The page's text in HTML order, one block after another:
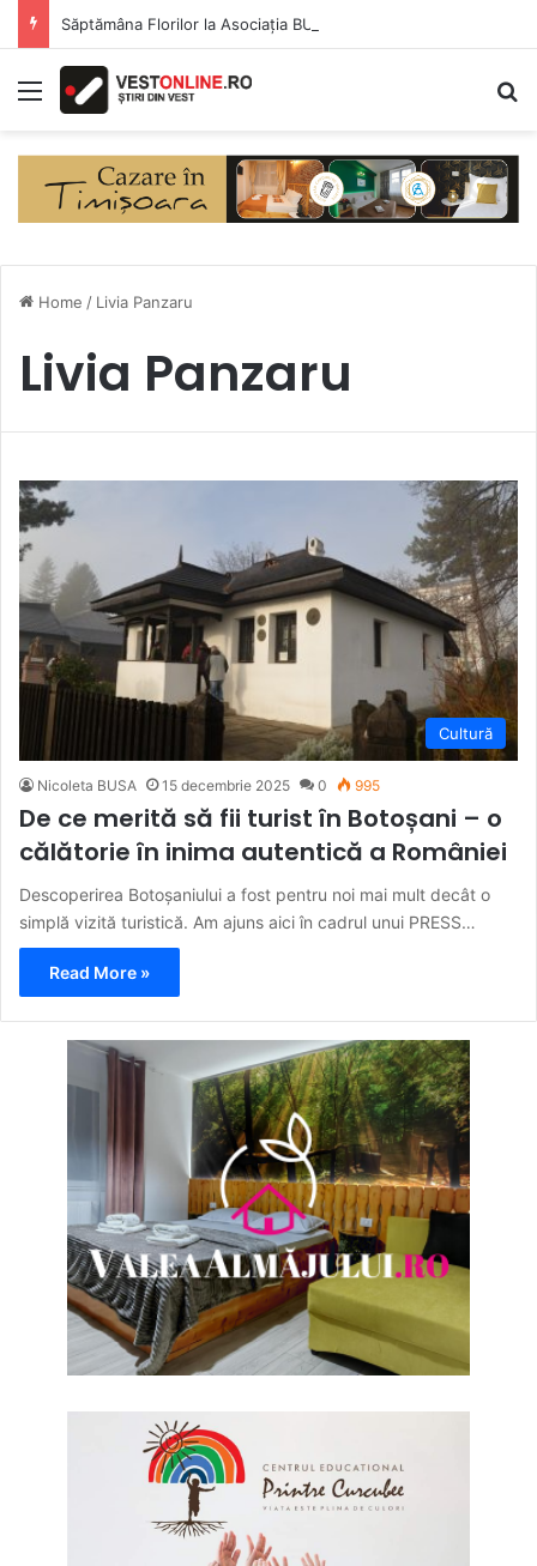
Săptămâna Florilor la Asociația BUNETI
Menu
Home / Livia Panzaru
Livia Panzaru
Cultură
Nicoleta BUSA 15 decembrie 2025 0 995
De ce merită să fii turist în Botoșani – o
călătorie în inima autentică a României
Descoperirea Botoșaniului a fost pentru noi mai mult decât o
simplă vizită turistică. Am ajuns aici în cadrul unui PRESS…
Read More »